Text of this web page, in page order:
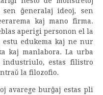
ĝeneralaj ideoj, sen
kaj mano firma.
aperigi personon el la
edukema kaj ne nur
kaj manlabora. La urba
industriulo, estas filistro
la filozofio.
avarege burĝaj estas pli